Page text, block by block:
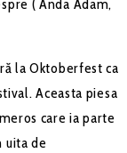
( Anda Adam,
la Oktoberfest ca
Aceasta piesa
care ia parte
uita de